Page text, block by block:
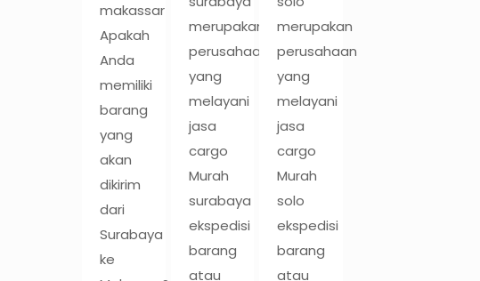
makassar
Apakah
Anda
memiliki
barang
yang
akan
dikirim
dari
Surabaya
ke
merupakan
perusahaan
yang
melayani
jasa
cargo
Murah
surabaya
ekspedisi
barang
atau
merupakan
perusahaan
yang
melayani
jasa
cargo
Murah
solo
ekspedisi
barang
atau